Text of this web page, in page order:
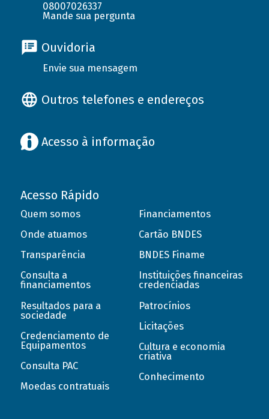
08007026337
Mande sua pergunta
Ouvidoria
Envie sua mensagem
Outros telefones e endereços
Acesso à informação
Acesso Rápido
Quem somos
Onde atuamos
Transparência
Consulta a
financiamentos
Resultados para a
sociedade
Credenciamento de
Equipamentos
Consulta PAC
Moedas contratuais
Financiamentos
Cartão BNDES
BNDES Finame
Instituições financeiras
credenciadas
Patrocínios
Licitações
Cultura e economia
criativa
Conhecimento